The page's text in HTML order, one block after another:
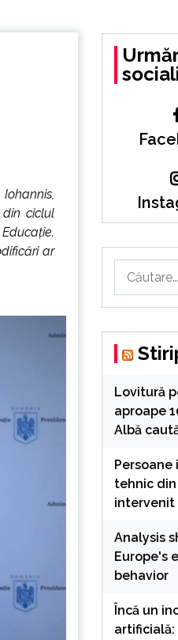
ciclul
ar
după:
Lovitură
aproape
Albă
tehnic din
intervenit
Analysis
Europe's
behavior
Încă un
artificială: